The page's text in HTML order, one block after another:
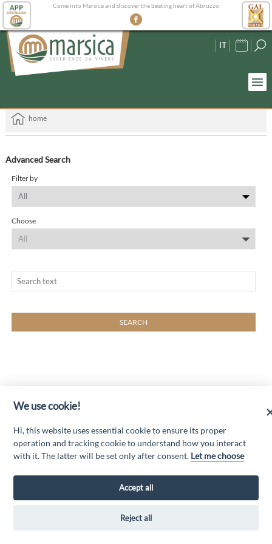
Come into Marsica and discover the beating heart of Abruzzo
IT
home
Advanced Search
Filter by
Choose
“Attività cofinanziate dal PSR 2014/2020 Abruzzo - mis. 19 PSL La Terra dei
“Innovazione nel turismo per i servizi e la qualità della vita”
Privacy Policy
We use cookie!
Hi, this website uses essential cookie to ensure its proper
operation and tracking cookie to understand how you interact
with it. The latter will be set only after consent. Let me choose
Accept all
Reject all